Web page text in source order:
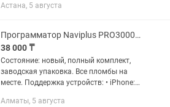
- 36 Ом Чувствительность - 109 дБ Вес -
Астана, 5 августа
Программатор Naviplus PRO3000S NPR6000 NAND/HDD для Apple iPhone/iPad
38 000 ₸
Состояние: новый, полный комплект,
заводская упаковка. Все пломбы на
месте. Поддержка устройств: • iPhone:
Алматы, 5 августа